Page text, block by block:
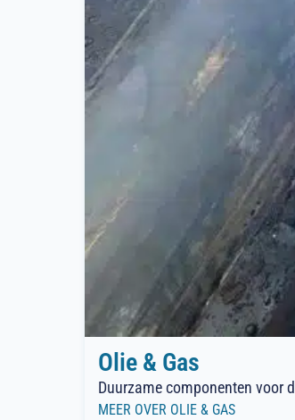
Olie & Gas
Duurzame componenten voor
MEER OVER OLIE & GAS